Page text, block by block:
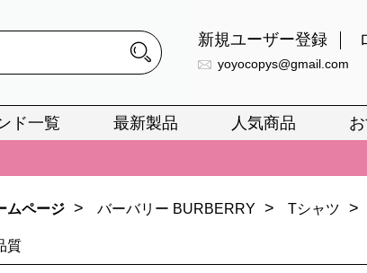
新規ユーザー登録
yoyocopys@gmail.com
ド一覧 最新製品 人気商品
当店は正真正銘のn級スーパーコピーのみ取扱い。最高品質の
📢 2026春の新作続々更新中！期間中のご注文でお得
新作入荷！ルイ・ヴィトンスーパーコピー バッグ最新モデル
当店は正真正銘のn級スーパーコピーのみ取扱い。最高品質の
ムページ > バーバリー BURBERRY > Tシャツ >
質